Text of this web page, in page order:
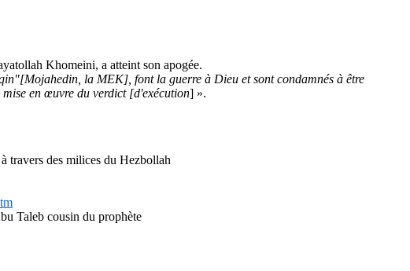
Khomeini, a atteint son apogée.
"[Mojahedin , la MEK], font la guerre à Dieu et sont condamnés à être
en œuvre du verdict [d'exécution] ».
à travers des milices du Hezbollah
Taleb cousin du prophète